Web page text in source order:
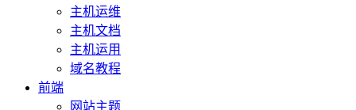
主机运维
主机文档
主机运用
域名教程
前端
网站主题